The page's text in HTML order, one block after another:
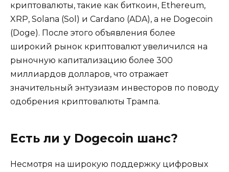
криптовалюты, такие как биткоин, Ethereum,
XRP, Solana (Sol) и Cardano (ADA), а не Dogecoin
(Doge). После этого объявления более
широкий рынок криптовалют увеличился на
рыночную капитализацию более 300
миллиардов долларов, что отражает
значительный энтузиазм инвесторов по поводу
одобрения криптовалюты Трампа.
Есть ли у Dogecoin шанс?
Несмотря на широкую поддержку цифровых